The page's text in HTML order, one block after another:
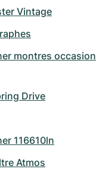
Vintage
montres occasion
Drive
116610ln
Atmos